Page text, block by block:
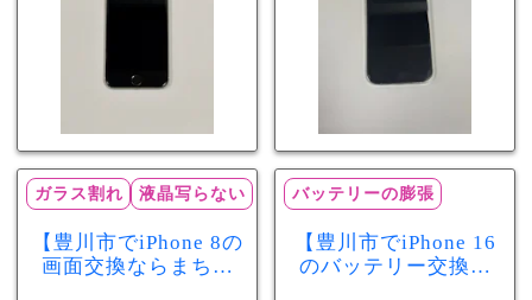
ガラス割れ 液晶写らない
【豊川市でiPhone 8の
画面交換ならまちス
バッテリーの膨張
【豊川市でiPhone 16
のバッテリー交換な